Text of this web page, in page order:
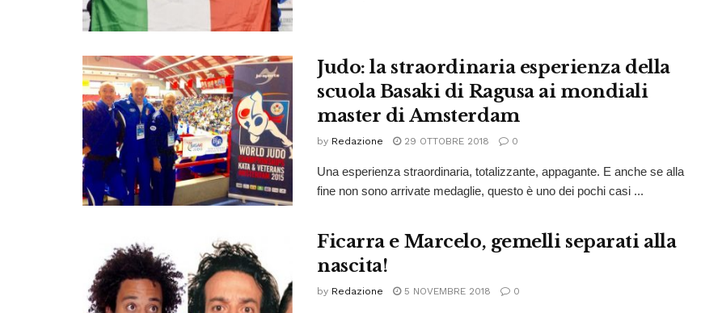
Judo: la straordinaria esperienza della
scuola Basaki di Ragusa ai mondiali
master di Amsterdam
by Redazione 29 OTTOBRE 2018 0
Una esperienza straordinaria, totalizzante, appagante. E anche se alla
fine non sono arrivate medaglie, questo è uno dei pochi casi ...
Ficarra e Marcelo, gemelli separati alla
nascita!
by Redazione 5 NOVEMBRE 2018 0